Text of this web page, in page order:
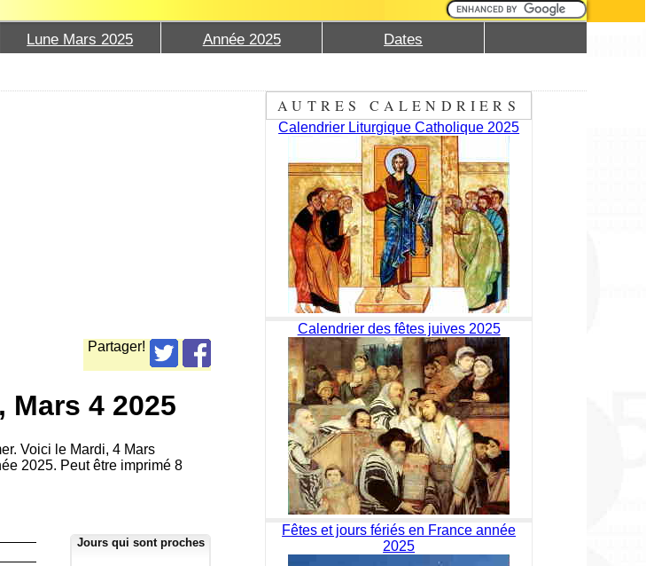
Lune Mars 2025 Année 2025 Dates
Partager!
4 2025
Voici le Mardi, 4 Mars
2025. Peut être imprimé 8
Jours qui sont proches
AUTRES CALENDRIERS
Calendrier Liturgique Catholique 2025
Calendrier des fêtes juives 2025
Fêtes et jours fériés en France année
2025